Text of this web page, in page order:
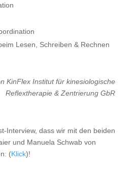
Lesen, Schreiben & Rechnen
KinFlex Institut für kinesiologische
Reflextherapie & Zentrierung GbR
Interview, dass wir mit den beiden
und Manuela Schwab von
(Klick)!